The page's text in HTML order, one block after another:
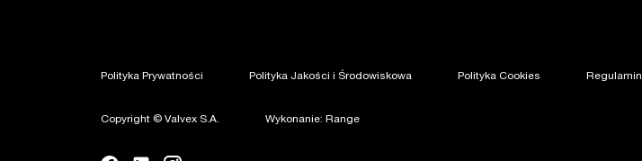
Polityka Prywatności Polityka Jakości i Środowiskowa Polityka Cookies Regulamin
Copyright © Valvex S.A. Wykonanie: Range